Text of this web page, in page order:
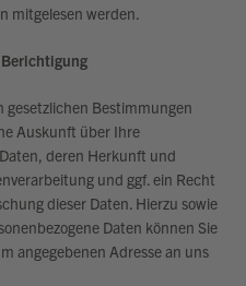
mitgelesen werden.
gesetzlichen Bestimmungen
Auskunft über Ihre
deren Herkunft und
und ggf. ein Recht
dieser Daten. Hierzu sowie
Daten können Sie
angegebenen Adresse an uns